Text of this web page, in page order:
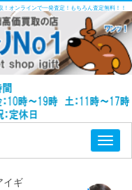
オンラインで一発査定！もちろん査定無料！！
イギ